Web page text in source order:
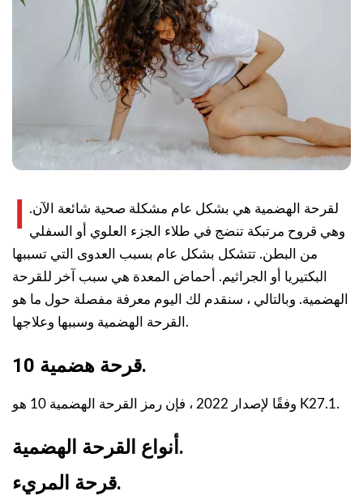
لقرحة الهضمية هي بشكل عام مشكلة صحية شائعة الآن.
وهي قروح مرتبكة تنضج في طلاء الجزء العلوي أو السفلي
من البطن. تتشكل بشكل عام بسبب العدوى التي تسببها
البكتيريا أو الجراثيم. أحماض المعدة هي سبب آخر للقرحة
الهضمية. وبالتالي ، سنقدم لك اليوم معرفة مفصلة حول ما هو
القرحة الهضمية وسببها وعلاجها.
قرحة هضمية 10.
وفقًا لإصدار 2022 ، فإن رمز القرحة الهضمية 10 هو K27.1.
أنواع القرحة الهضمية.
قرحة المريء.